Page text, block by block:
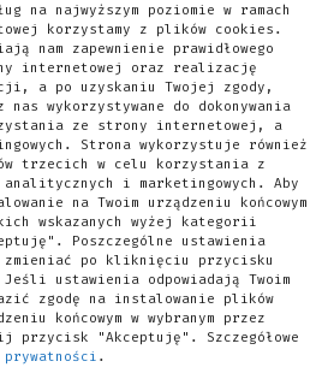
na najwyższym poziomie w ramach
korzystamy z plików cookies.
nam zapewnienie prawidłowego
internetowej oraz realizację
a po uzyskaniu Twojej zgody,
wykorzystywane do dokonywania
ze strony internetowej, a
Strona wykorzystuje również
trzecich w celu korzystania z
analitycznych i marketingowych. Aby
na Twoim urządzeniu końcowym
wskazanych wyżej kategorii
Poszczególne ustawienia
zmieniać po kliknięciu przycisku
ustawienia odpowiadają Twoim
zgodę na instalowanie plików
końcowym w wybranym przez
"Akceptuję". Szczegółowe
.
blokach spotkań;
połączone z kilkoma
szyi i barków
obciążenia.
ruchowy może opierać
retrakcji
głębokich szyi),
(zmniejszenie
czworobocznego w
mobilizacji odcinka